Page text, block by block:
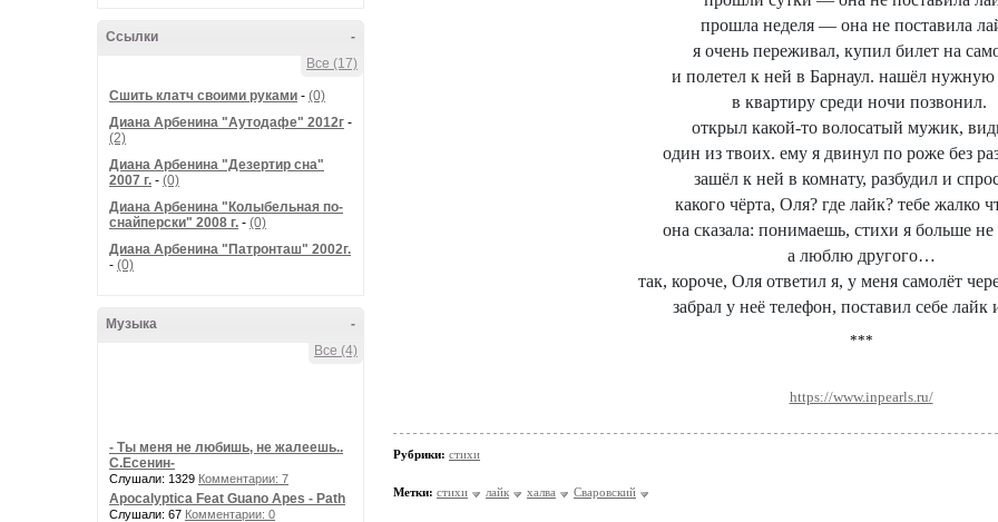
-
Ссылки
Все (17)
Сшить клатч своими руками - (0)
Диана Арбенина "Аутодафе" 2012г -
(2)
Диана Арбенина "Дезертир сна"
2007 г. - (0)
Диана Арбенина "Колыбельная по-
снайперски" 2008 г. - (0)
Диана Арбенина "Патронташ" 2002г.
- (0)
-
Музыка
Все (4)
- Ты меня не любишь, не жалеешь..
С.Есенин-
Слушали: 1329 Комментарии: 7
Apocalyptica Feat Guano Apes - Path
Слушали: 67 Комментарии: 0
прошла неделя — она не поставила
я очень переживал, купил билет на
и полетел к ней в Барнаул. нашёл нужную
в квартиру среди ночи позвонил.
открыл какой-то волосатый мужик,
один из твоих. ему я двинул по роже без
зашёл к ней в комнату, разбудил и
какого чёрта, Оля? где лайк? тебе жалко
она сказала: понимаешь, стихи я больше
а люблю другого…
так, короче, Оля ответил я, у меня самолёт
забрал у неё телефон, поставил себе лайк
***
https://www.inpearls.ru/
Рубрики: стихи
Метки: стихи лайк халва Сваровский